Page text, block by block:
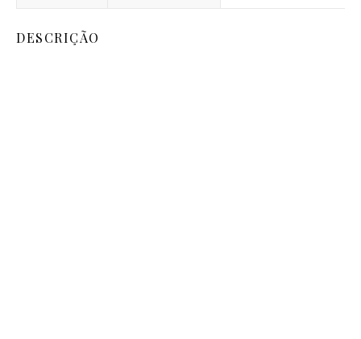
DESCRIÇÃO